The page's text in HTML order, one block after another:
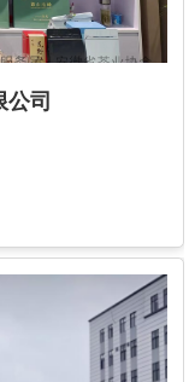
司